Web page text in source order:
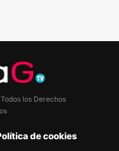
los Derechos
de cookies